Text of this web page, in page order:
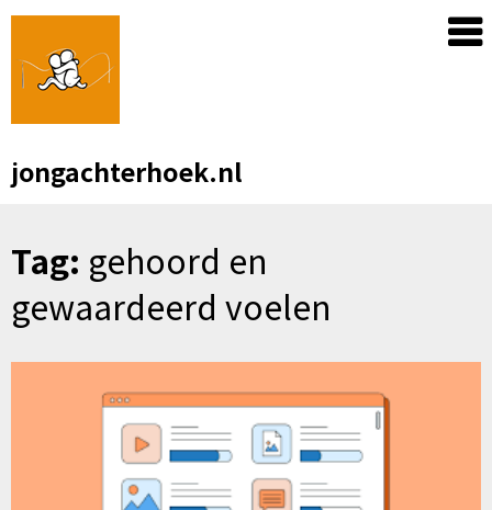
Skip
content
jongachterhoek.nl
Tag: gehoord en
gewaardeerd voelen